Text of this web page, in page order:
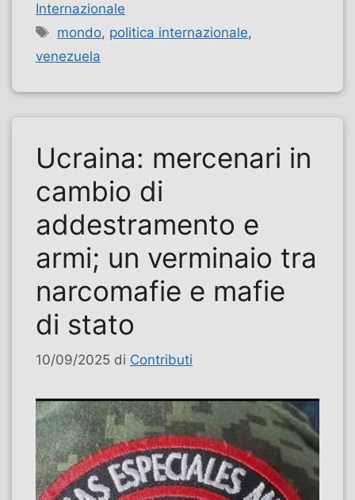
Internazionale
Tag
mondo, politica internazionale,
venezuela
Ucraina: mercenari in
cambio di
addestramento e
armi; un verminaio tra
narcomafie e mafie
di stato
10/09/2025 di Contributi